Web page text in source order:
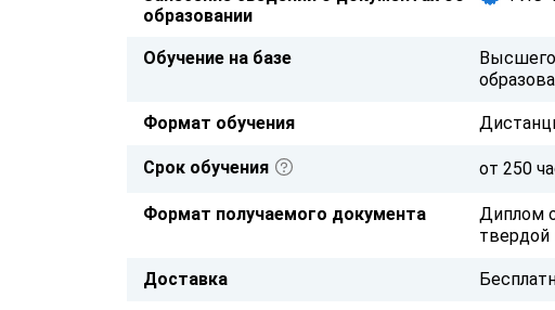
образовании
Обучение на базе
Высшего
Формат обучения
Срок обучения от 250
Формат получаемого документа
Диплом
твердой
Доставка